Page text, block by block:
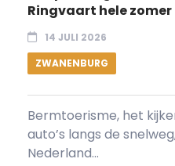
Ringvaart hele zomer
14 JULI 2026
ZWANENBURG
Bermtoerisme, het
auto’s langs de
Nederland...